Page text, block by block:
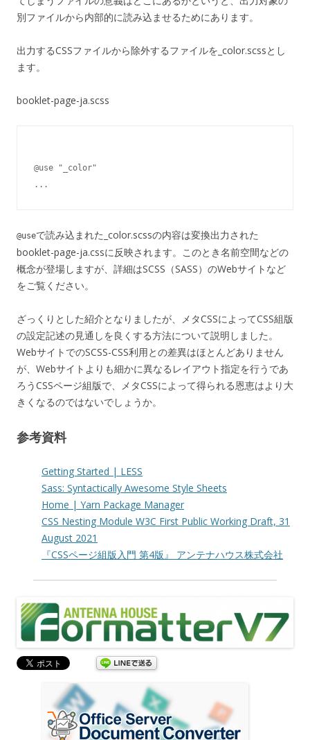
別ファイルから内部的に読み込ませるためにあります。
出力するCSSファイルから除外するファイルを_color.scssとし
ます。
booklet-page-ja.scss
@use "_color"
@useで読み込まれた_color.scssの内容は変換出力された
booklet-page-ja.cssに反映されます。このとき名前空間などの
概念が登場しますが、詳細はSCSS（SASS）のWebサイトなど
をご覧ください。
ざっくりとした紹介となりましたが、メタCSSによってCSS組版
の設定記述の見通しを良くする方法について説明しました。
WebサイトでのSCSS-CSS利用との差異はほとんどありません
が、Webサイトよりも細かに異なるレイアウト指定を行うであ
ろうCSSページ組版で、メタCSSによって得られる恩恵はより大
きくなるのではないでしょうか。
参考資料
Getting Started | LESS
Sass: Syntactically Awesome Style Sheets
Home | Yarn Package Manager
CSS Nesting Module W3C First Public Working Draft, 31
August 2021
『CSSページ組版入門 第4版』 アンテナハウス株式会社